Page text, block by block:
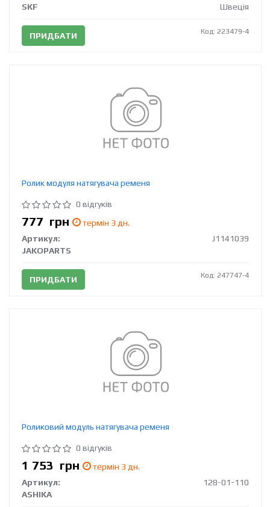
SKF
Швеція
ПРИДБАТИ Код: 223479-4
Ролик модуля натягувача ременя
0 відгуків
777 грн
термін 3 дн.
Артикул:
J1141039
JAKOPARTS
ПРИДБАТИ Код: 247747-4
Роликовий модуль натягувача ременя
0 відгуків
1 753 грн
термін 3 дн.
Артикул:
128-01-110
ASHIKA